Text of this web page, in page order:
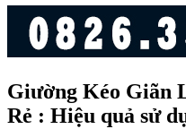
Giường Kéo Giãn
Rẻ : Hiệu quả sử